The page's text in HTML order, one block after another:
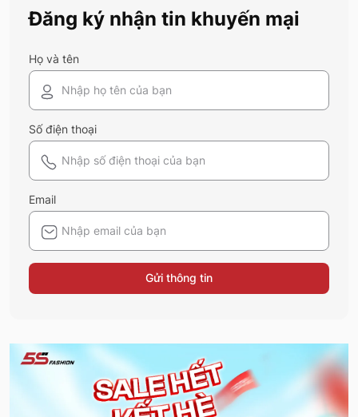
năm nay nhé!
Đăng ký nhận tin khuyến mại
Họ và tên
Số điện thoại
Email
Gửi thông tin